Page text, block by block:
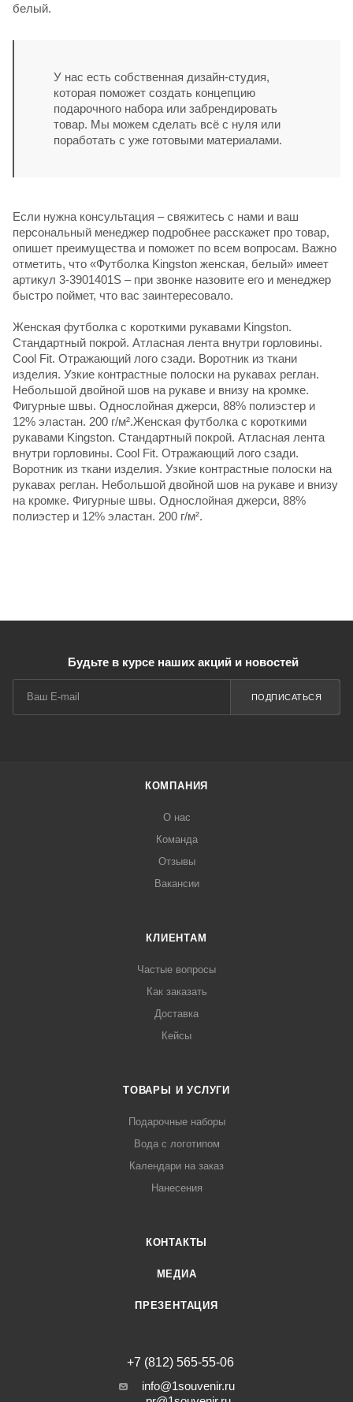
белый.
У нас есть собственная дизайн-студия,
которая поможет создать концепцию
подарочного набора или забрендировать
товар. Мы можем сделать всё с нуля или
поработать с уже готовыми материалами.
Если нужна консультация – свяжитесь с нами и ваш
персональный менеджер подробнее расскажет про товар,
опишет преимущества и поможет по всем вопросам. Важно
отметить, что «Футболка Kingston женская, белый» имеет
артикул 3-3901401S – при звонке назовите его и менеджер
быстро поймет, что вас заинтересовало.
Женская футболка с короткими рукавами Kingston.
Стандартный покрой. Атласная лента внутри горловины.
Cool Fit. Отражающий лого сзади. Воротник из ткани
изделия. Узкие контрастные полоски на рукавах реглан.
Небольшой двойной шов на рукаве и внизу на кромке.
Фигурные швы. Однослойная джерси, 88% полиэстер и
12% эластан. 200 г/м².Женская футболка с короткими
рукавами Kingston. Стандартный покрой. Атласная лента
внутри горловины. Cool Fit. Отражающий лого сзади.
Воротник из ткани изделия. Узкие контрастные полоски на
рукавах реглан. Небольшой двойной шов на рукаве и внизу
на кромке. Фигурные швы. Однослойная джерси, 88%
полиэстер и 12% эластан. 200 г/м².
Будьте в курсе наших акций и новостей
ПОДПИСАТЬСЯ
КОМПАНИЯ
О нас
Команда
Отзывы
Вакансии
КЛИЕНТАМ
Частые вопросы
Как заказать
Доставка
Кейсы
ТОВАРЫ И УСЛУГИ
Подарочные наборы
Вода с логотипом
Календари на заказ
Нанесения
КОНТАКТЫ
МЕДИА
ПРЕЗЕНТАЦИЯ
+7 (812) 565-55-06
info@1souvenir.ru